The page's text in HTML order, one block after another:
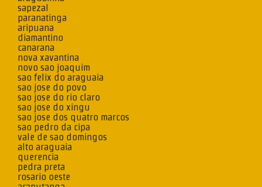
sapezal
paranatinga
aripuana
diamantino
canarana
nova xavantina
novo sao joaquim
sao felix do araguaia
sao jose do povo
sao jose do rio claro
sao jose do xingu
sao jose dos quatro marcos
sao pedro da cipa
vale de sao domingos
alto araguaia
querencia
pedra preta
rosario oeste